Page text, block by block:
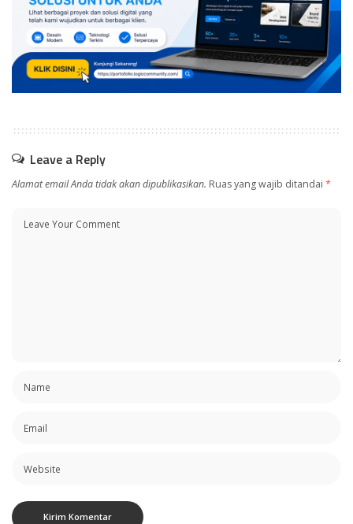
Leave a Reply
Alamat email Anda tidak akan dipublikasikan. Ruas yang wajib ditandai *